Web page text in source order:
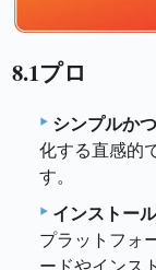
8.1プロ
シンプルか
化する直感的
す。
インストー
プラットフォ